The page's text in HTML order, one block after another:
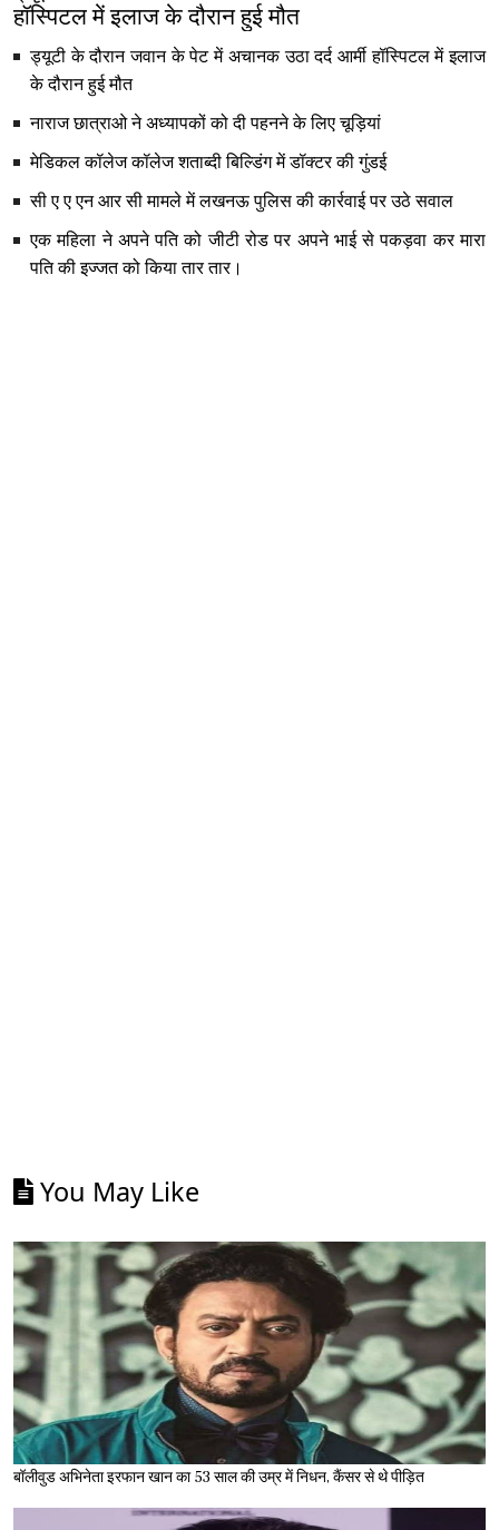
हॉस्पिटल में इलाज के दौरान हुई मौत
ड्यूटी के दौरान जवान के पेट में अचानक उठा दर्द आर्मी हॉस्पिटल में इलाज
के दौरान हुई मौत
नाराज छात्राओ ने अध्यापकों को दी पहनने के लिए चूड़ियां
मेडिकल कॉलेज कॉलेज शताब्दी बिल्डिंग में डॉक्टर की गुंडई
सी ए ए एन आर सी मामले में लखनऊ पुलिस की कार्रवाई पर उठे सवाल
एक महिला ने अपने पति को जीटी रोड पर अपने भाई से पकड़वा कर मारा
पति की इज्जत को किया तार तार।
You May Like
बॉलीवुड अभिनेता इरफान खान का 53 साल की उम्र में निधन, कैंसर से थे पीड़ित